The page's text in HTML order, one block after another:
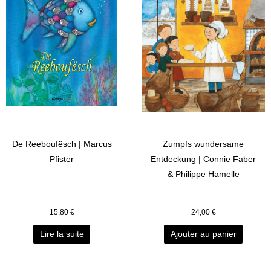
De Reeboufësch | Marcus
Pfister
15,80 €
Lire la suite
Zumpfs wundersame
Entdeckung | Connie Faber
& Philippe Hamelle
24,00 €
Ajouter au panier